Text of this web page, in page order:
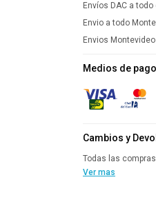
Envíos DAC a
Envio a todo
Envios
Medios de pago
Cambios y
Todas las
Ver mas